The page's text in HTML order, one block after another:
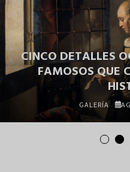
CINCO DETALLES
FAMOSOS QUE
GALERÍA